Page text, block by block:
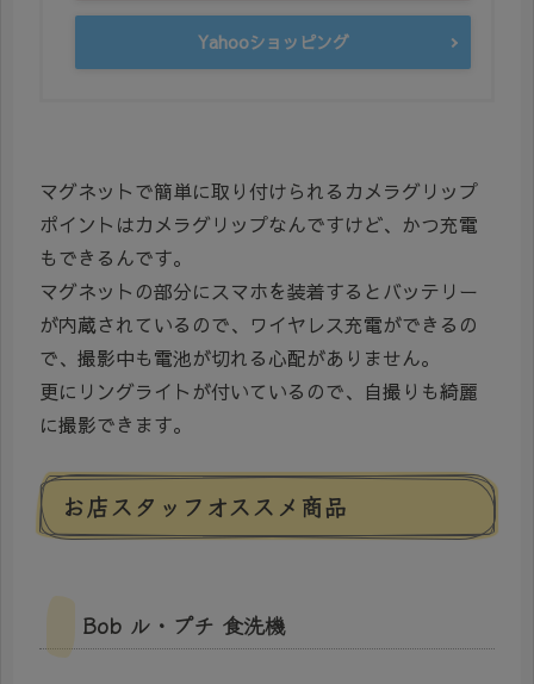
Yahooショッピング
マグネットで簡単に取り付けられるカメラグリップ
ポイントはカメラグリップなんですけど、かつ充電
もできるんです。
マグネットの部分にスマホを装着するとバッテリー
が内蔵されているので、ワイヤレス充電ができるの
で、撮影中も電池が切れる心配がありません。
更にリングライトが付いているので、自撮りも綺麗
に撮影できます。
お店スタッフオススメ商品
Bob ル・プチ 食洗機